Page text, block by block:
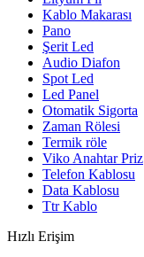
Kablo Makarası
Pano
Şerit Led
Audio Diafon
Spot Led
Led Panel
Otomatik Sigorta
Zaman Rölesi
Termik röle
Viko Anahtar Priz
Telefon Kablosu
Data Kablosu
Ttr Kablo
Hızlı Erişim